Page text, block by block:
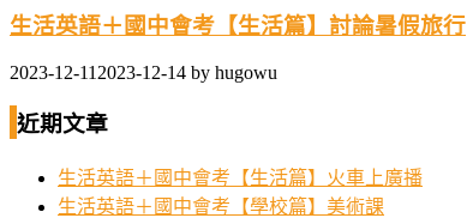
生活英語＋國中會考【生活篇】討論暑假旅行
2023-12-11 2023-12-14 by hugowu
近期文章
生活英語＋國中會考【生活篇】火車上廣播
生活英語＋國中會考【學校篇】美術課